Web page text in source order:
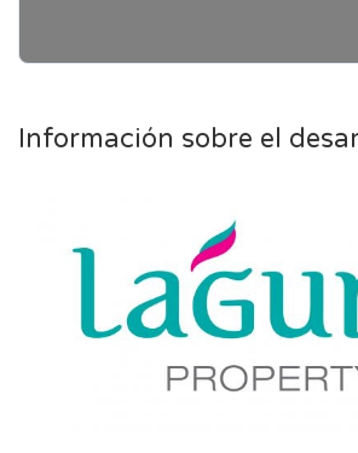
Información sobre el